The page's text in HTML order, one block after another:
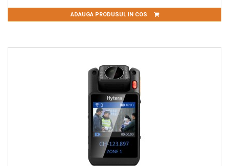
ADAUGA PRODUSUL IN COS